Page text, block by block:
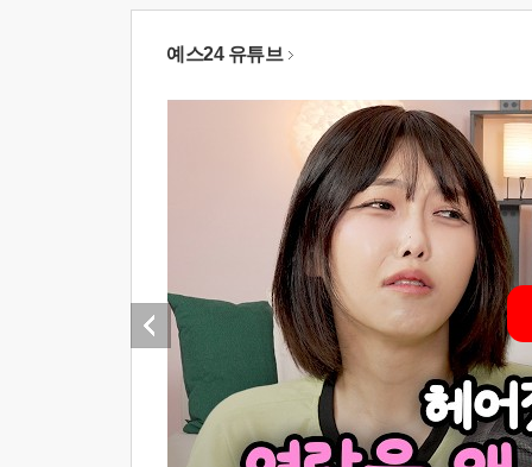
예스24 유튜브